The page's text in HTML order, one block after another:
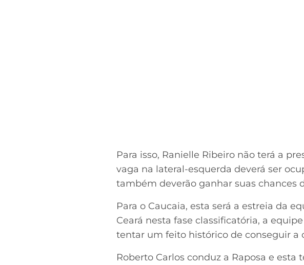
Para isso, Ranielle Ribeiro não terá a
vaga na lateral-esquerda deverá ser
também deverão ganhar suas chances
Para o Caucaia, esta será a estreia da
Ceará nesta fase classificatória, a
tentar um feito histórico de conseguir a
Roberto Carlos conduz a Raposa e